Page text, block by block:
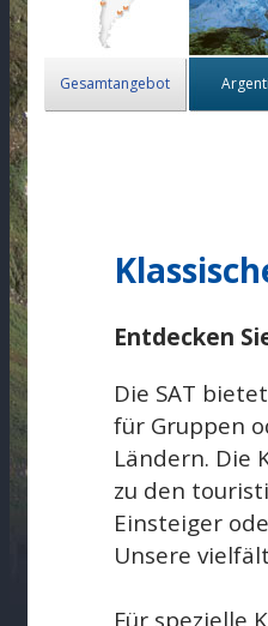
Gesamtangebot
Entdecken
Die SAT
für Gruppen
Ländern. Die
zu den
Einsteiger
Unsere
Für spezielle